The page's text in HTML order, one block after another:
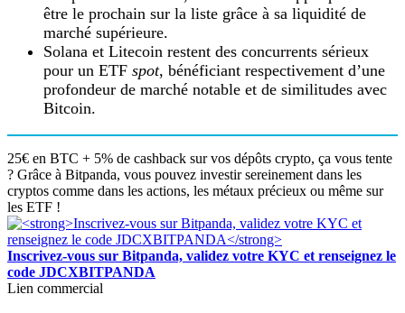
être le prochain sur la liste grâce à sa liquidité de
marché supérieure.
Solana et Litecoin restent des concurrents sérieux
pour un ETF spot, bénéficiant respectivement d’une
profondeur de marché notable et de similitudes avec
Bitcoin.
25€ en BTC + 5% de cashback sur vos dépôts crypto, ça vous tente
? Grâce à Bitpanda, vous pouvez investir sereinement dans les
cryptos comme dans les actions, les métaux précieux ou même sur
les ETF !
Inscrivez-vous sur Bitpanda, validez votre KYC et renseignez le
code JDCXBITPANDA
Lien commercial